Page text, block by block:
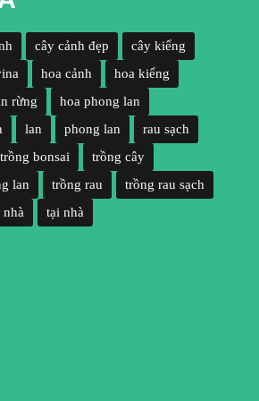
cây cảnh đẹp
cây kiểng
hoa cảnh
hoa kiểng
rừng
hoa phong lan
lan phong lan
rau sạch
trồng bonsai
trồng cây
lan trồng rau
trồng rau sạch
nhà
tại nhà